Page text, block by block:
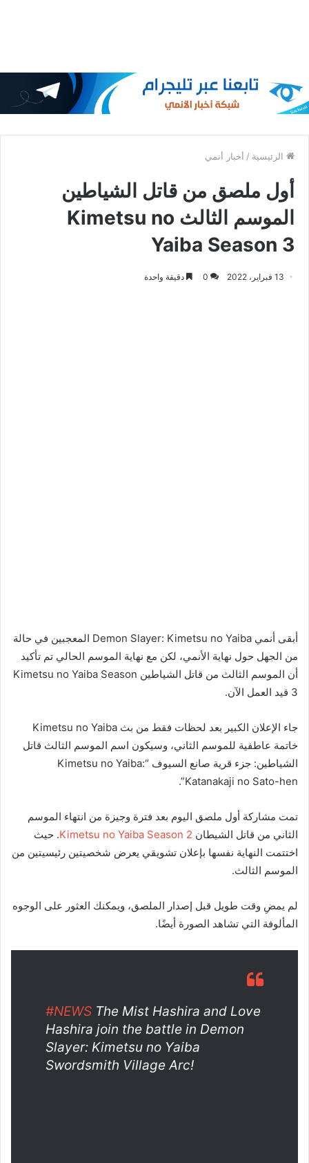
الرئيسية / أخبار أنمي
أول ملصق من قاتل الشياطين
الموسم الثالث Kimetsu no
Yaiba Season 3
13 فبراير، 2022 0 دقيقة واحدة
أبقى أنمي Demon Slayer: Kimetsu no Yaiba المعجبين في حالة
من الجهل حول نهاية الأنمي، لكن مع نهاية الموسم الحالي تم تأكيد
أن الموسم الثالث من قاتل الشياطين Kimetsu no Yaiba Season
3 قيد العمل الآن.
جاء الإعلان الكبير بعد لحظات فقط من بث Kimetsu no Yaiba
خاتمة عاطفية للموسم الثاني، وسيكون اسم الموسم الثالث قاتل
الشياطين: جزء قرية صانع السيوف “Kimetsu no Yaiba:
Katanakaji no Sato-hen”.
تمت مشاركة أول ملصق اليوم بعد فترة وجيزة من انتهاء الموسم
الثاني من قاتل الشيطان Kimetsu no Yaiba Season 2. حيث
اختتمت النهاية نفسها بإعلان تشويقي يعرض شخصيتين رئيسيتين من
الموسم الثالث.
لم يمضِ وقت طويل قبل إصدار الملصق، ويمكنك العثور على الوجوه
المألوفة التي تشاهد الصورة أيضًا.
#NEWS The Mist Hashira and Love
Hashira join the battle in Demon
Slayer: Kimetsu no Yaiba
Swordsmith Village Arc!